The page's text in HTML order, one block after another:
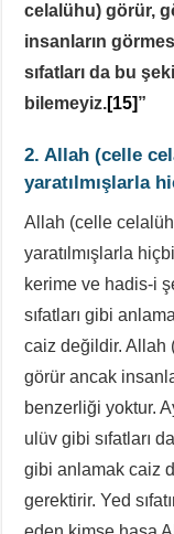
celalühu) görür,
insanların
sıfatları da bu
bilemeyiz.[15]”
2. Allah(celle
yaratılmışlarla
Allah (celle
yaratılmışlarla
kerime ve hadis-i
sıfatları gibi
caiz değildir. Allah
görür ancak
benzerliği yoktur.
ulüv gibi sıfatları
gibi anlamak caiz
gerektirir. Yed